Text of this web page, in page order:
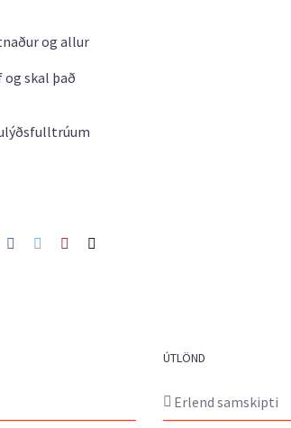
og allur
skal það
Facebook
TwitterPinterest
ÚTLÖND
Erlend samskipti